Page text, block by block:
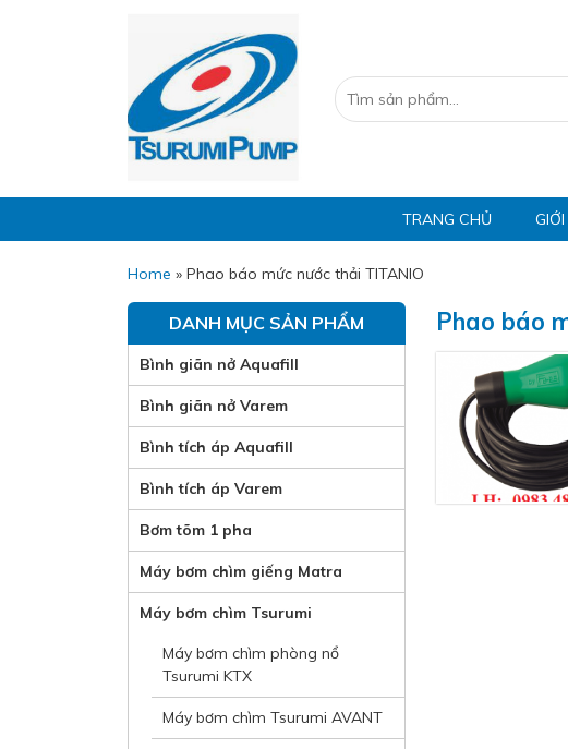
TRANG CHỦ
Home » Phao báo mức nước thải TITANIO
Phao báo
DANH MỤC SẢN PHẨM
Bình giãn nở Aquafill
Bình giãn nở Varem
Bình tích áp Aquafill
Bình tích áp Varem
Bơm tõm 1 pha
Máy bơm chìm giếng Matra
Máy bơm chìm Tsurumi
Máy bơm chìm phòng nổ
Tsurumi KTX
Máy bơm chìm Tsurumi AVANT